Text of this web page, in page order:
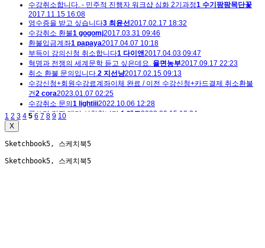
수강취소합니다. - 민주적 진행자 워크샵 심화 2기과정1 수기팡팡목단꽃
2017.11.15 16:08
영수증을 받고 싶습니다3 최윤선2017.02.17 18:32
수강취소 환불1 gogomj2017.03.31 09:46
환불입금계좌1 papaya2017.04.07 10:18
부득이 강의신청 취소합니다1 다이앤2017.04.03 09:47
혁명과 전쟁의 세계문학 듣고 싶은데요. 율면농부2017.09.17 22:23
취소 환불 문의입니다.2 지선냥2017.02.15 09:13
수강신청+회원수강료계좌이체 완료 / 이전 수강신청+카드결제 취소환불
건2 cora2023.01.07 02:25
수강취소 문의 1 lightiii2022.10.06 12:28
글쓰기 강좌 대기 신청합니다. 1 레드2022.09.15 12:24
1 2 3 4 5 6 7 8 9 10
X
Sketchbook5, 스케치북5
Sketchbook5, 스케치북5